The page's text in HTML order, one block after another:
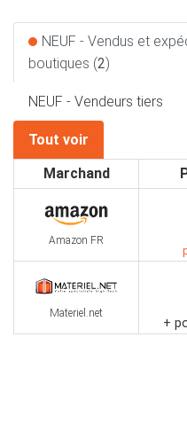
NEUF - Vendus et
boutiques (2)
NEUF - Vendeurs tiers
Tout voir
Marchand
Amazon FR
Materiel.net
+